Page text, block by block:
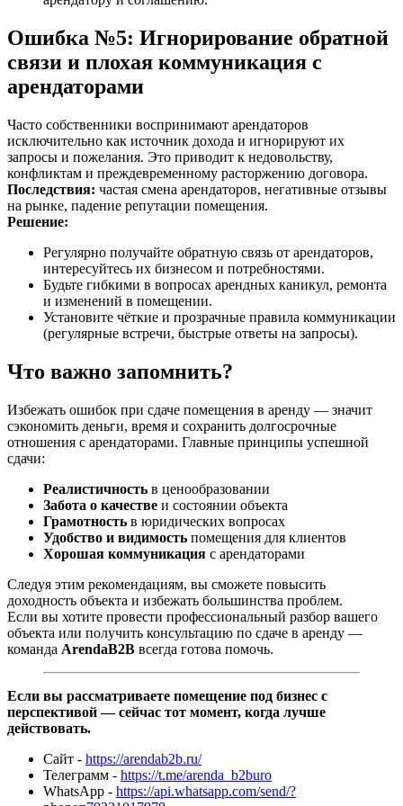
Ошибка №5: Игнорирование обратной
связи и плохая коммуникация с
арендаторами
Часто собственники воспринимают арендаторов
исключительно как источник дохода и игнорируют их
запросы и пожелания. Это приводит к недовольству,
конфликтам и преждевременному расторжению договора.
Последствия: частая смена арендаторов, негативные отзывы
на рынке, падение репутации помещения.
Решение:
Регулярно получайте обратную связь от арендаторов,
интересуйтесь их бизнесом и потребностями.
Будьте гибкими в вопросах арендных каникул, ремонта
и изменений в помещении.
Установите чёткие и прозрачные правила коммуникации
(регулярные встречи, быстрые ответы на запросы).
Что важно запомнить?
Избежать ошибок при сдаче помещения в аренду — значит
сэкономить деньги, время и сохранить долгосрочные
отношения с арендаторами. Главные принципы успешной
сдачи:
Реалистичность в ценообразовании
Забота о качестве и состоянии объекта
Грамотность в юридических вопросах
Удобство и видимость помещения для клиентов
Хорошая коммуникация с арендаторами
Следуя этим рекомендациям, вы сможете повысить
доходность объекта и избежать большинства проблем.
Если вы хотите провести профессиональный разбор вашего
объекта или получить консультацию по сдаче в аренду —
команда ArendaB2B всегда готова помочь.
Если вы рассматриваете помещение под бизнес с
перспективой — сейчас тот момент, когда лучше
действовать.
Сайт - https://arendab2b.ru/
Телеграмм - https://t.me/arenda_b2buro
WhatsApp - https://api.whatsapp.com/send/?